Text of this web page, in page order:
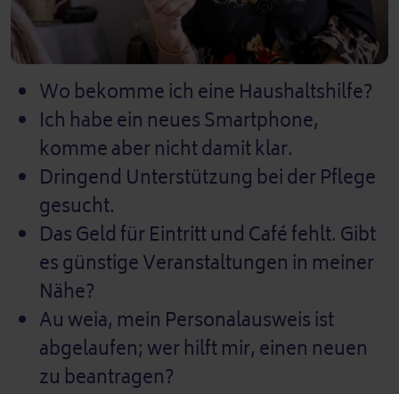
Wo bekomme ich eine Haushaltshilfe?
Ich habe ein neues Smartphone,
komme aber nicht damit klar.
Dringend Unterstützung bei der Pflege
gesucht.
Das Geld für Eintritt und Café fehlt. Gibt
es günstige Veranstaltungen in meiner
Nähe?
Au weia, mein Personalausweis ist
abgelaufen; wer hilft mir, einen neuen
zu beantragen?